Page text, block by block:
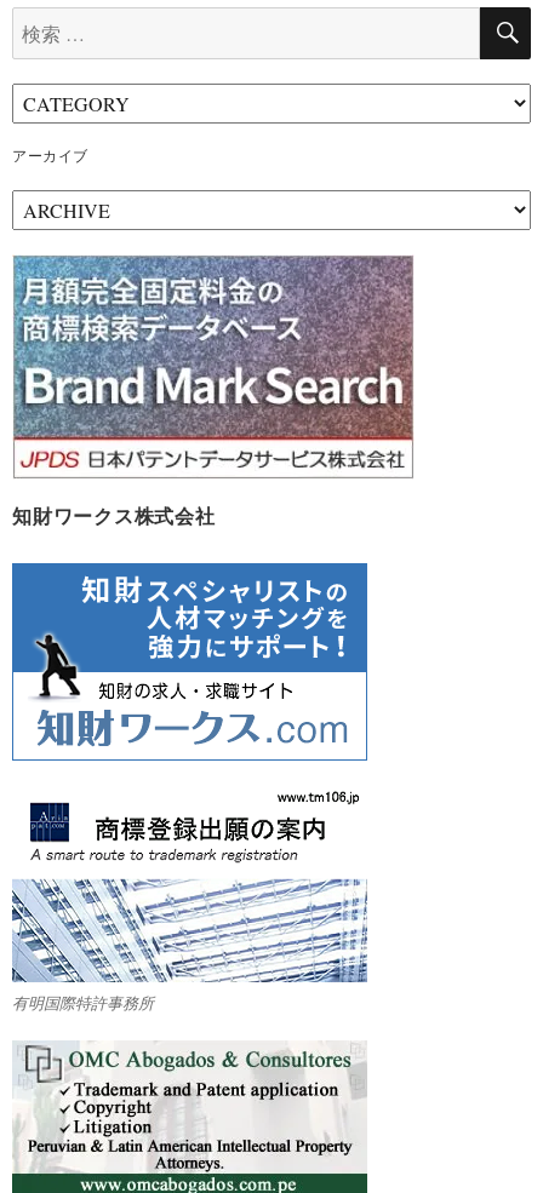
索:
アーカイブ
ー
カ
イ
ブ
知財ワークス株式会社
有明国際特許事務所